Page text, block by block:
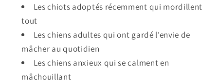
Les chiots adoptés récemment qui mordillent
tout
Les chiens adultes qui ont gardé l'envie de
mâcher au quotidien
Les chiens anxieux qui se calment en
mâchouillant